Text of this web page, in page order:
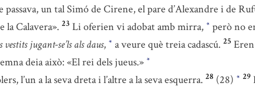
un tal Simó de Cirene, el pare d’Alexandre i de
Calavera». 23 Li oferien vi adobat amb mirra, * però no
vestits jugant-se’ls als daus, * a veure què treia cadascú. 25
deia això: «El rei dels jueus.» *
l’un a la seva dreta i l’altre a la seva esquerra. 28 (28) * 29